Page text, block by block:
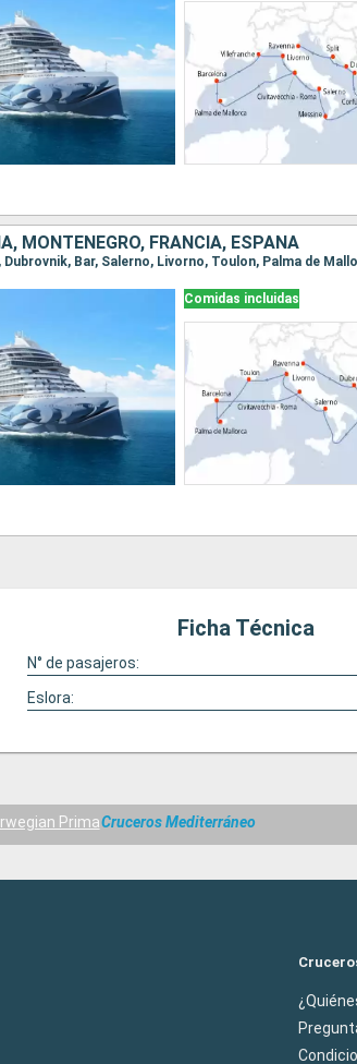
MONTENEGRO, FRANCIA, ESPAÑA
Comidas incluidas
Ficha Técnica
N° de pasajeros:
Eslora:
PrimaCruceros Mediterráneo